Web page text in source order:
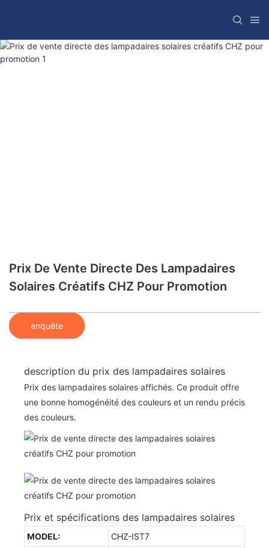
Prix ​​de Vente Directe Des Lampadaires
Solaires Créatifs CHZ Pour Promotion
enquête
description du prix des lampadaires solaires
Prix ​​des lampadaires solaires affichés. Ce produit offre
une bonne homogénéité des couleurs et un rendu précis
des couleurs.
Prix ​​et spécifications des lampadaires solaires
MODEL:
CHZ-IST7